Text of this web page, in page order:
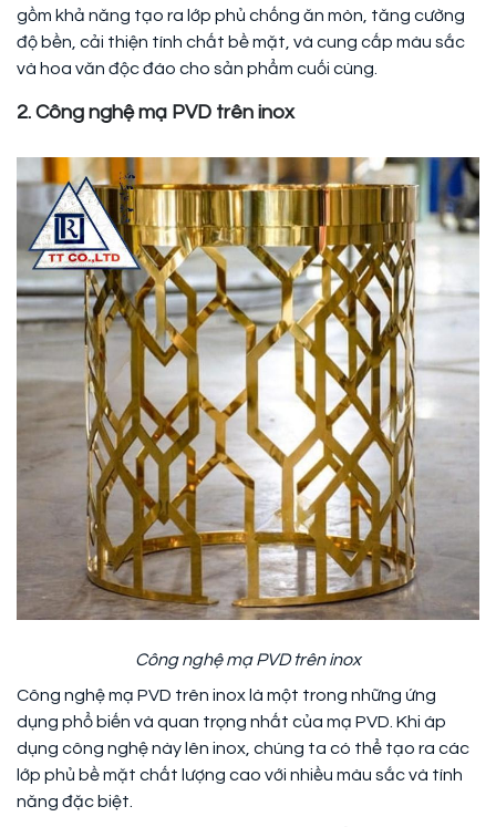
gồm khả năng tạo ra lớp phủ chống ăn mòn, tăng cường
độ bền, cải thiện tính chất bề mặt, và cung cấp màu sắc
và hoa văn độc đáo cho sản phẩm cuối cùng.
2. Công nghệ mạ PVD trên inox
Công nghệ mạ PVD trên inox
Công nghệ mạ PVD trên inox là một trong những ứng
dụng phổ biến và quan trọng nhất của mạ PVD. Khi áp
dụng công nghệ này lên inox, chúng ta có thể tạo ra các
lớp phủ bề mặt chất lượng cao với nhiều màu sắc và tính
năng đặc biệt.